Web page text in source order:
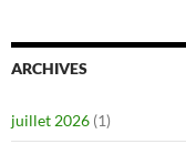
ARCHIVES
juillet 2026 (1)